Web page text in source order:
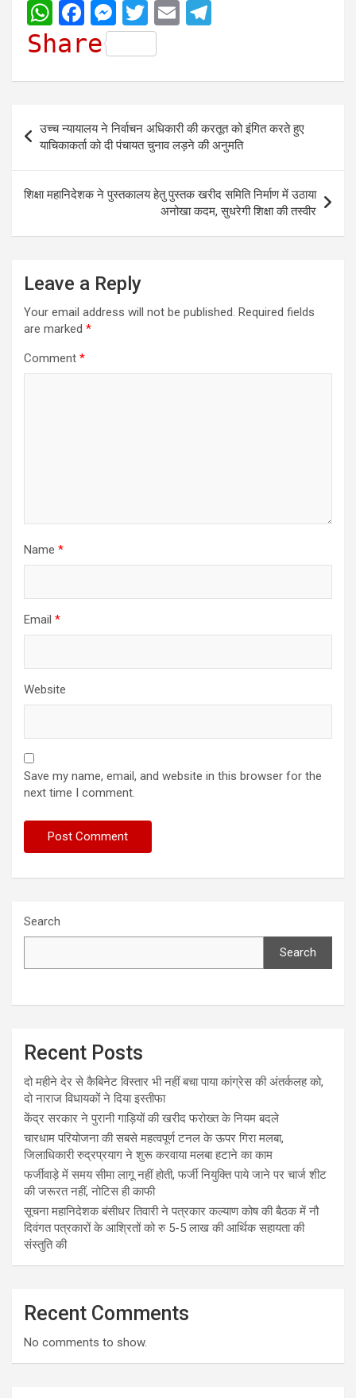
W
h
t
A
p
p
F
a
e
o
o
k
M
e
s
s
e
n
g
e
T
w
i
t
t
e
r
E
i
l
e
r
a
m
Share
navigation
उच्च न्यायालय ने निर्वाचन अधिकारी की करतूत को इंगित करते हुए
याचिकाकर्ता को दी पंचायत चुनाव लड़ने की अनुमति
शिक्षा महानिदेशक ने पुस्तकालय हेतु पुस्तक खरीद समिति निर्माण में उठाया
अनोखा कदम, सुधरेगी शिक्षा की तस्वीर
Leave a Reply
Your email address will not be published. Required fields
are marked *
Comment *
Name *
Email *
Website
Save my name, email, and website in this browser for the
next time I comment.
Search
Search
Recent Posts
दो महीने देर से कैबिनेट विस्तार भी नहीं बचा पाया कांग्रेस की अंतर्कलह को,
दो नाराज विधायकों ने दिया इस्तीफा
केंद्र सरकार ने पुरानी गाड़ियों की खरीद फरोख्त के नियम बदले
चारधाम परियोजना की सबसे महत्वपूर्ण टनल के ऊपर गिरा मलबा,
जिलाधिकारी रुद्रप्रयाग ने शुरू करवाया मलबा हटाने का काम
फर्जीवाड़े में समय सीमा लागू नहीं होती, फर्जी नियुक्ति पाये जाने पर चार्ज शीट
की जरूरत नहीं, नोटिस ही काफी
सूचना महानिदेशक बंसीधर तिवारी ने पत्रकार कल्याण कोष की बैठक में नौ
दिवंगत पत्रकारों के आश्रितों को रु 5-5 लाख की आर्थिक सहायता की
संस्तुति की
Recent Comments
No comments to show.